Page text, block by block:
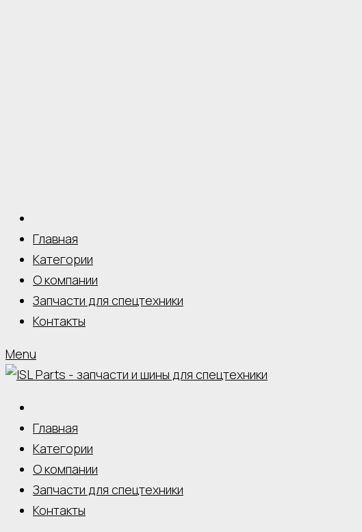
Главная
Категории
О компании
Запчасти для спецтехники
Контакты
Menu
Главная
Категории
О компании
Запчасти для спецтехники
Контакты